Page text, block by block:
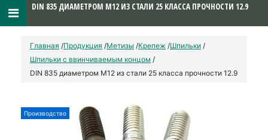
Главная /Продукция /Метизы /Крепеж /Шпильки /
Шпильки с ввинчиваемым концом /
DIN 835 диаметром М12 из стали 25 класса прочности 12.9
Производство
DIN 835 ДИАМЕТРОМ М12 ИЗ СТАЛИ 25 КЛАССА ПРОЧНОСТИ 12.9